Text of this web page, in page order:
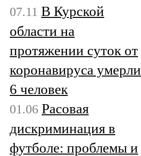
07.11 В Курской
области на
протяжении суток от
коронавируса умерли
6 человек
01.06 Расовая
дискриминация в
футболе: проблемы и